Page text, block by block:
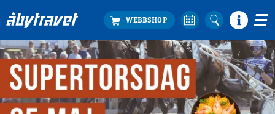
Köp biljett
Travprogrammet
Boka ställplats